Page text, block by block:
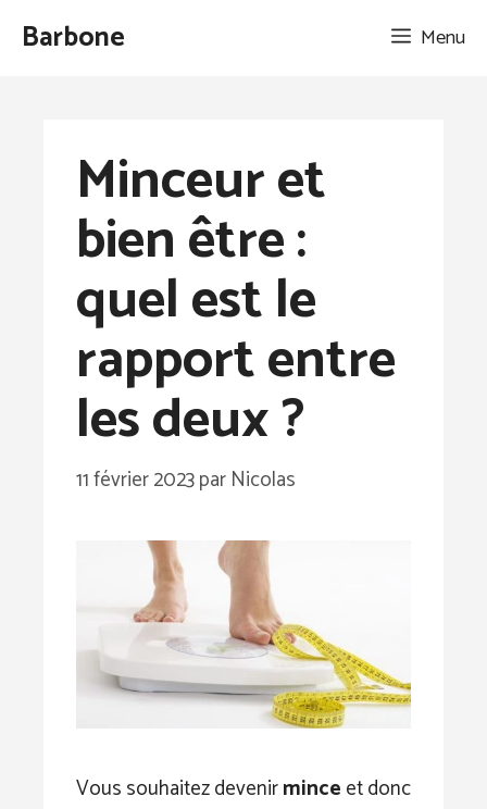
AllerBarbone Menu
Minceur et
bien être :
quel est le
rapport entre
les deux ?
11 février 2023parNicolas
Vous souhaitez devenirminceet donc